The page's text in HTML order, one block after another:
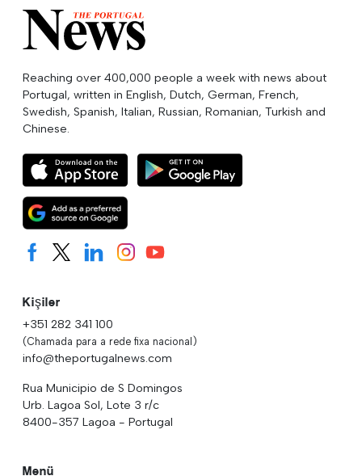
Reaching over 400,000 people a week with news about
Portugal, written in English, Dutch, German, French,
Swedish, Spanish, Italian, Russian, Romanian, Turkish and
Chinese.
Kişiler
+351 282 341 100
(Chamada para a rede fixa nacional)
info@theportugalnews.com
Rua Municipio de S Domingos
Urb. Lagoa Sol, Lote 3 r/c
8400-357 Lagoa - Portugal
Menü